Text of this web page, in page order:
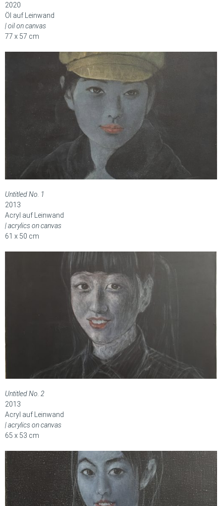
2020
Öl auf Leinwand
| oil on canvas
77 x 57 cm
Untitled No. 1
2013
Acryl auf Leinwand
| acrylics on canvas
61 x 50 cm
Untitled No. 2
2013
Acryl auf Leinwand
| acrylics on canvas
65 x 53 cm